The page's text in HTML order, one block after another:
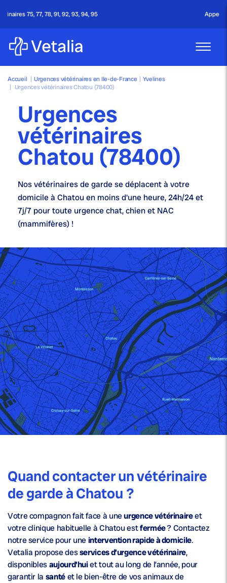
Accueil | Urgences vétérinaires en Ile-de-France | Yvelines
| Urgences vétérinaires Chatou (78400)
Urgences
vétérinaires
Chatou (78400)
Nosvétérinaires de gardese déplacent à votre
domicile à Chatou en moins d'une heure,24h/24 et
7j/7 pour toute urgence chat, chien et NAC
(mammifères) !
Quand contacter un vétérinaire
de garde à Chatou ?
Votre compagnon fait face à uneurgence vétérinaireet
votre clinique habituelle à Chatou estfermée? Contactez
notre service pour uneintervention rapide à domicile.
Vetalia propose desservices d’urgence vétérinaire,
disponiblesaujourd’huiet tout au long de l’année, pour
garantir la santéet le bien-être de vos animaux de